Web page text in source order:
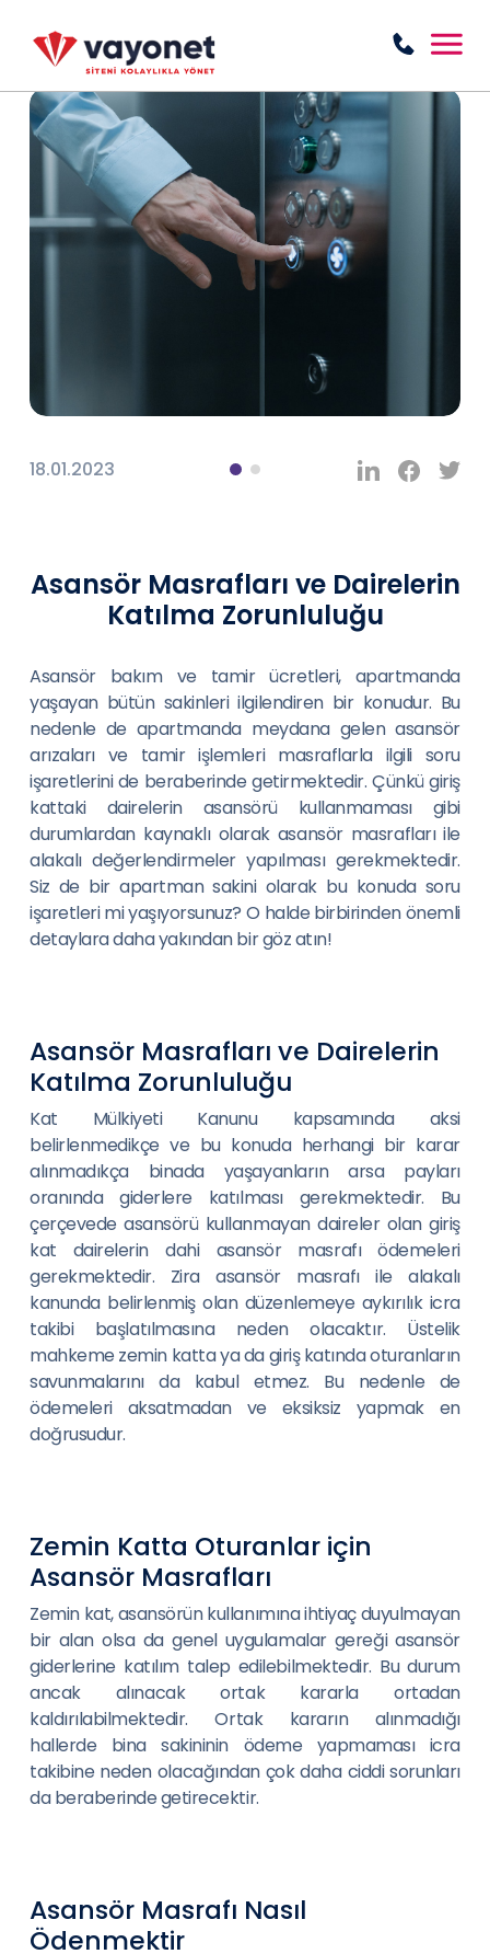
18.01.2023
Asansör Masrafları ve Dairelerin
Katılma Zorunluluğu
Asansör bakım ve tamir ücretleri, apartmanda
yaşayan bütün sakinleri ilgilendiren bir konudur. Bu
nedenle de apartmanda meydana gelen asansör
arızaları ve tamir işlemleri masraflarla ilgili soru
işaretlerini de beraberinde getirmektedir. Çünkü giriş
kattaki dairelerin asansörü kullanmaması gibi
durumlardan kaynaklı olarak asansör masrafları ile
alakalı değerlendirmeler yapılması gerekmektedir.
Siz de bir apartman sakini olarak bu konuda soru
işaretleri mi yaşıyorsunuz? O halde birbirinden önemli
detaylara daha yakından bir göz atın!
Asansör Masrafları ve Dairelerin
Katılma Zorunluluğu
Kat Mülkiyeti Kanunu kapsamında aksi
belirlenmedikçe ve bu konuda herhangi bir karar
alınmadıkça binada yaşayanların arsa payları
oranında giderlere katılması gerekmektedir. Bu
çerçevede asansörü kullanmayan daireler olan giriş
kat dairelerin dahi asansör masrafı ödemeleri
gerekmektedir. Zira asansör masrafı ile alakalı
kanunda belirlenmiş olan düzenlemeye aykırılık icra
takibi başlatılmasına neden olacaktır. Üstelik
mahkeme zemin katta ya da giriş katında oturanların
savunmalarını da kabul etmez. Bu nedenle de
ödemeleri aksatmadan ve eksiksiz yapmak en
doğrusudur.
Zemin Katta Oturanlar için
Asansör Masrafları
Zemin kat, asansörün kullanımına ihtiyaç duyulmayan
bir alan olsa da genel uygulamalar gereği asansör
giderlerine katılım talep edilebilmektedir. Bu durum
ancak alınacak ortak kararla ortadan
kaldırılabilmektedir. Ortak kararın alınmadığı
hallerde bina sakininin ödeme yapmaması icra
takibine neden olacağından çok daha ciddi sorunları
da beraberinde getirecektir.
Asansör Masrafı Nasıl
Ödenmektir